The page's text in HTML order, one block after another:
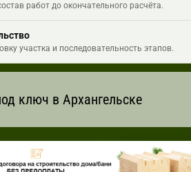
работ до окончательного расчёта.
участка и последовательность этапов.
ключ в Архангельске